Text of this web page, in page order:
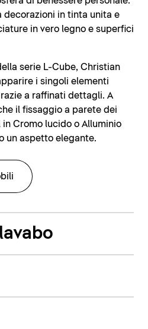
decorazioni in tinta unita e
in vero legno e superfici
serie L-Cube, Christian
i singoli elementi
a raffinati dettagli. A
il fissaggio a parete dei
Cromo lucido o Alluminio
un aspetto elegante.